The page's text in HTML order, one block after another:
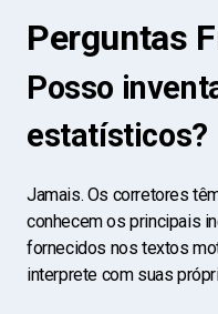
Perguntas
Posso
estatísticos?
Jamais. Os corretores
conhecem os principais
fornecidos nos textos
interprete com suas